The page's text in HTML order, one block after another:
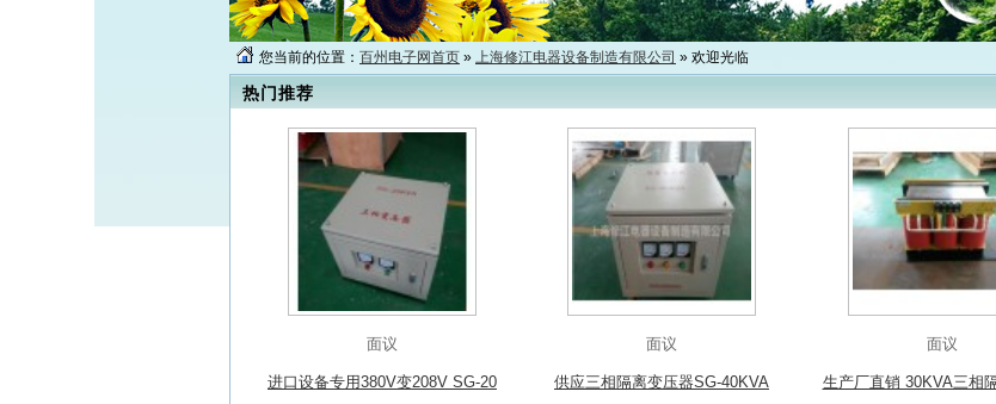
您当前的位置： 百州电子网首页 » 上海修江电器设备制造有限公司 » 欢迎光临
热门推荐
面议
进口设备专用380V变208V SG-20
面议
供应三相隔离变压器SG-40KVA
面议
生产厂直销 30KVA三相